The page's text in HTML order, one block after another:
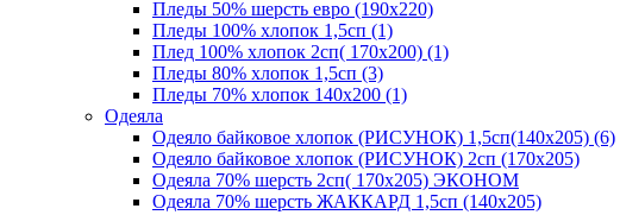
Пледы 50% шерсть евро (190х220)
Пледы 100% хлопок 1,5сп (1)
Плед 100% хлопок 2сп( 170х200) (1)
Пледы 80% хлопок 1,5сп (3)
Пледы 70% хлопок 140х200 (1)
Одеяла
Одеяло байковое хлопок (РИСУНОК) 1,5сп(140х205) (6)
Одеяло байковое хлопок (РИСУНОК) 2сп (170х205)
Одеяла 70% шерсть 2сп( 170х205) ЭКОНОМ
Одеяла 70% шерсть ЖАККАРД 1,5сп (140х205)